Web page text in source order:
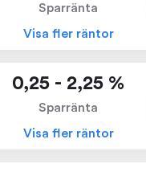
Sparränta
Visa fler räntor
0,25 - 2,25 %
Sparränta
Visa fler räntor